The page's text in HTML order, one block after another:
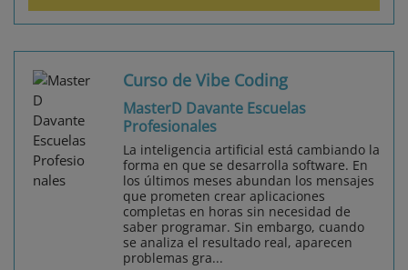
Curso de Vibe Coding
MasterD Davante Escuelas
Profesionales
La inteligencia artificial está cambiando la
forma en que se desarrolla software. En
los últimos meses abundan los mensajes
que prometen crear aplicaciones
completas en horas sin necesidad de
saber programar. Sin embargo, cuando
se analiza el resultado real, aparecen
problemas gra...